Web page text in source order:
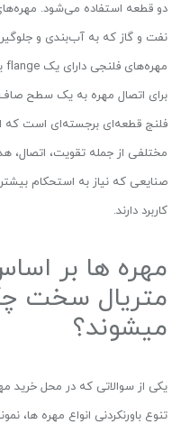
دو قطعه استفاده می‌شود.
نفت و گاز که به آب‌بندی و
برای اتصال مهره به یک سطح
فلنج قطعه‌ای برجسته‌ای است که
مختلفی از جمله تقویت، اتصال،
صنایعی که نیاز به استحکام
کاربرد دارند.
مهره ­ها بر
متریال سخت
می­شوند؟
یکی از سوالاتی که در محل خرید
تنوع باورنکردنی انواع مهره ­ها،